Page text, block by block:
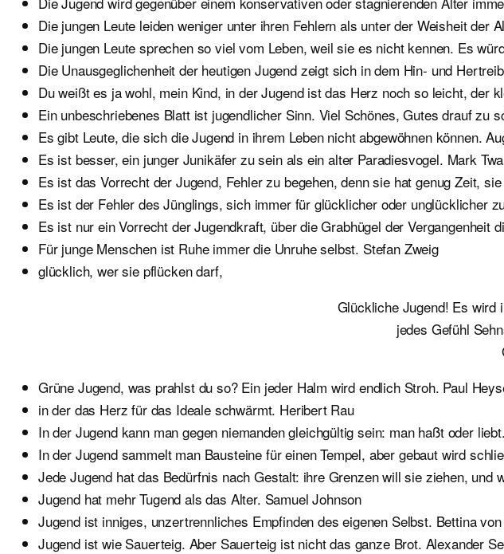
Die jungen Leute leiden weniger unter ihren Fehlern als unter der Weisheit der
Die jungen Leute sprechen so viel vom Leben, weil sie es nicht kennen. Es
Die Unausgeglichenheit der heutigen Jugend zeigt sich in dem Hin- und
Du weißt es ja wohl, mein Kind, in der Jugend ist das Herz noch so leicht, der
Ein unbeschriebenes Blatt ist jugendlicher Sinn. Viel Schönes, Gutes drauf zu
Es gibt Leute, die sich die Jugend in ihrem Leben nicht abgewöhnen können.
Es ist besser, ein junger Junikäfer zu sein als ein alter Paradiesvogel. Mark
Es ist das Vorrecht der Jugend, Fehler zu begehen, denn sie hat genug Zeit,
Es ist der Fehler des Jünglings, sich immer für glücklicher oder unglücklicher
Es ist nur ein Vorrecht der Jugendkraft, über die Grabhügel der
Für junge Menschen ist Ruhe immer die Unruhe selbst. Stefan Zweig
glücklich, wer sie pflücken darf,
Glückliche Jugend! Es wird
jedes Gefühl
Grüne Jugend, was prahlst du so? Ein jeder Halm wird endlich Stroh. Paul
in der das Herz für das Ideale schwärmt. Heribert Rau
In der Jugend kann man gegen niemanden gleichgültig sein: man haßt oder
In der Jugend sammelt man Bausteine für einen Tempel, aber gebaut wird
Jede Jugend hat das Bedürfnis nach Gestalt: ihre Grenzen will sie ziehen,
Jugend hat mehr Tugend als das Alter. Samuel Johnson
Jugend ist inniges, unzertrennliches Empfinden des eigenen Selbst. Bettina
Jugend ist wie Sauerteig. Aber Sauerteig ist nicht das ganze Brot. Alexander